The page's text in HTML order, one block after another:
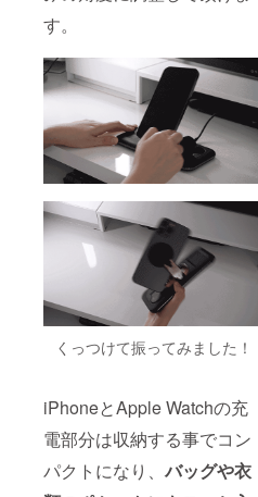
す。
くっつけて振ってみました！
iPhoneとApple Watchの充
電部分は収納する事でコン
パクトになり、 バッグや衣